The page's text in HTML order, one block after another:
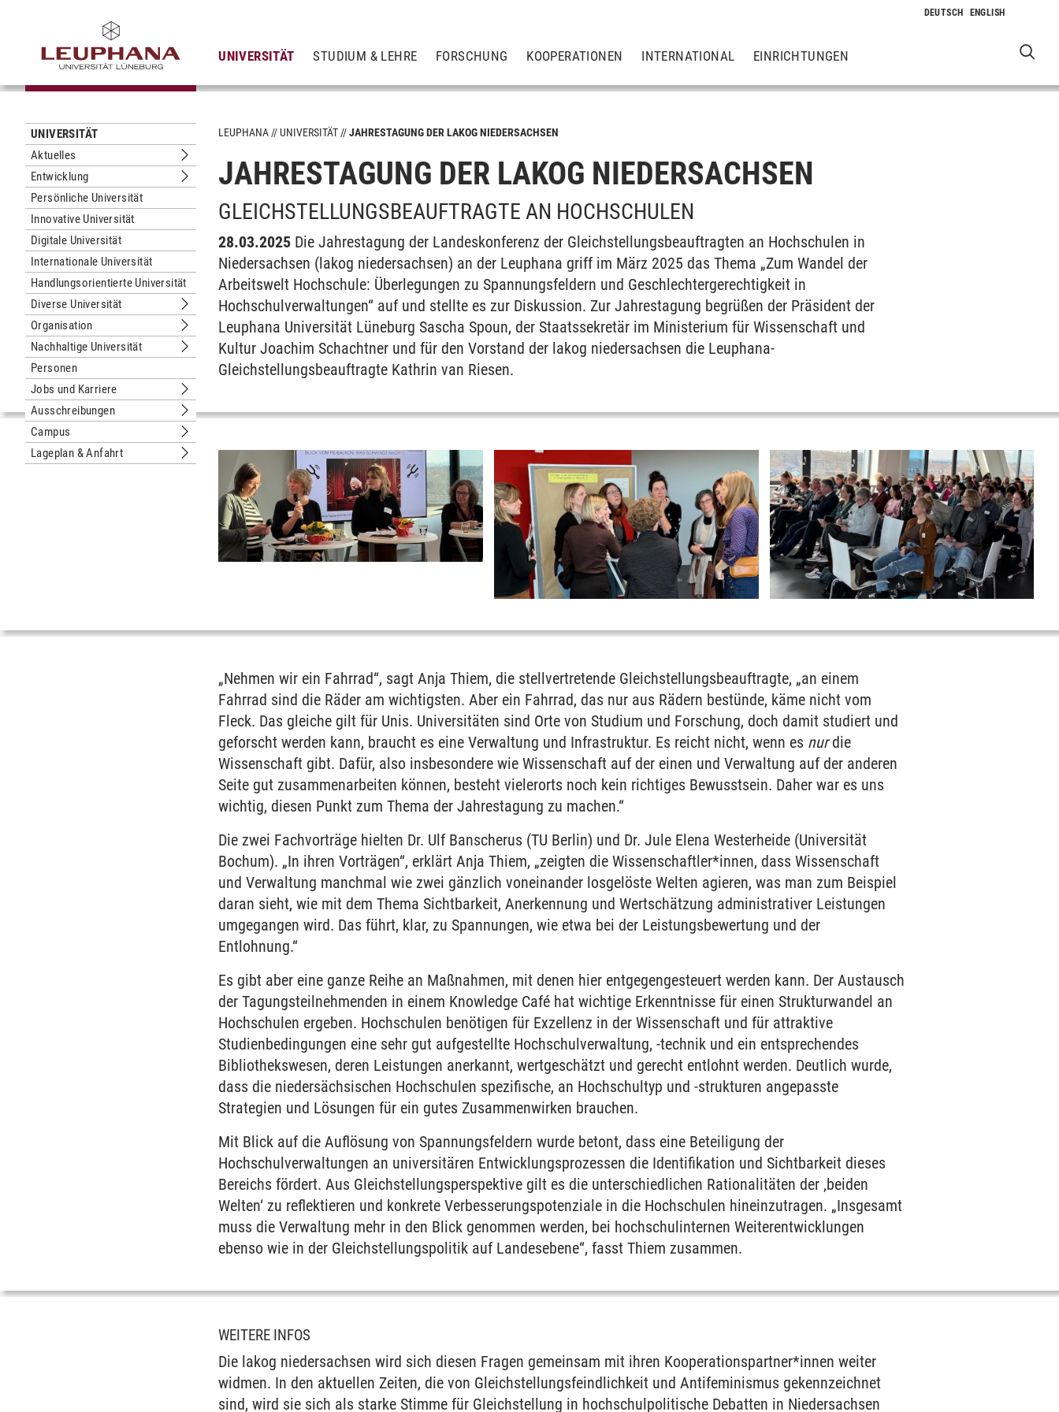
UNIVERSITÄT STUDIUM & LEHRE FORSCHUNG KOOPERATIONEN INTERNATIONAL EINRICHTUNGEN
UNIVERSITÄT
Aktuelles
Untermenu Aktuelles
Entwicklung
Untermenu Entwicklung
Persönliche Universität
Innovative Universität
Digitale Universität
Internationale Universität
Handlungsorientierte Universität
Diverse Universität
Untermenu Diverse Universität
Organisation
Untermenu Organisation
Nachhaltige Universität
Untermenu Nachhaltige Universität
Personen
Jobs und Karriere
Untermenu Jobs und Karriere
Ausschreibungen
Untermenu Ausschreibungen
Campus
Untermenu Campus
Lageplan & Anfahrt
Untermenu Lageplan & Anfahrt
LEUPHANA UNIVERSITÄT JAHRESTAGUNG DER LAKOG NIEDERSACHSEN
JAHRESTAGUNG DER LAKOG NIEDERSACHSEN
GLEICHSTELLUNGSBEAUFTRAGTE AN HOCHSCHULEN
28.03.2025 Die Jahrestagung der Landeskonferenz der Gleichstellungsbeauftragten an Hochschulen in
Niedersachsen (lakog niedersachsen) an der Leuphana griff im März 2025 das Thema „Zum Wandel der
Arbeitswelt Hochschule: Überlegungen zu Spannungsfeldern und Geschlechtergerechtigkeit in
Hochschulverwaltungen“ auf und stellte es zur Diskussion. Zur Jahrestagung begrüßen der Präsident der
Leuphana Universität Lüneburg Sascha Spoun, der Staatssekretär im Ministerium für Wissenschaft und
Kultur Joachim Schachtner und für den Vorstand der lakog niedersachsen die Leuphana-
Gleichstellungsbeauftragte Kathrin van Riesen.
„Nehmen wir ein Fahrrad“, sagt Anja Thiem, die stellvertretende Gleichstellungsbeauftragte, „an einem
Fahrrad sind die Räder am wichtigsten. Aber ein Fahrrad, das nur aus Rädern bestünde, käme nicht vom
Fleck. Das gleiche gilt für Unis. Universitäten sind Orte von Studium und Forschung, doch damit studiert und
geforscht werden kann, braucht es eine Verwaltung und Infrastruktur. Es reicht nicht, wenn es nurdie
Wissenschaft gibt. Dafür, also insbesondere wie Wissenschaft auf der einen und Verwaltung auf der anderen
Seite gut zusammenarbeiten können, besteht vielerorts noch kein richtiges Bewusstsein. Daher war es uns
wichtig, diesen Punkt zum Thema der Jahrestagung zu machen.“
Die zwei Fachvorträge hielten Dr. Ulf Banscherus (TU Berlin) und Dr. Jule Elena Westerheide (Universität
Bochum). „In ihren Vorträgen“, erklärt Anja Thiem, „zeigten die Wissenschaftler*innen, dass Wissenschaft
und Verwaltung manchmal wie zwei gänzlich voneinander losgelöste Welten agieren, was man zum Beispiel
daran sieht, wie mit dem Thema Sichtbarkeit, Anerkennung und Wertschätzung administrativer Leistungen
umgegangen wird. Das führt, klar, zu Spannungen, wie etwa bei der Leistungsbewertung und der
Entlohnung.“
Es gibt aber eine ganze Reihe an Maßnahmen, mit denen hier entgegengesteuert werden kann. Der Austausch
der Tagungsteilnehmenden in einem Knowledge Café hat wichtige Erkenntnisse für einen Strukturwandel an
Hochschulen ergeben. Hochschulen benötigen für Exzellenz in der Wissenschaft und für attraktive
Studienbedingungen eine sehr gut aufgestellte Hochschulverwaltung, -technik und ein entsprechendes
Bibliothekswesen, deren Leistungen anerkannt, wertgeschätzt und gerecht entlohnt werden. Deutlich wurde,
dass die niedersächsischen Hochschulen spezifische, an Hochschultyp und -strukturen angepasste
Strategien und Lösungen für ein gutes Zusammenwirken brauchen.
Mit Blick auf die Auflösung von Spannungsfeldern wurde betont, dass eine Beteiligung der
Hochschulverwaltungen an universitären Entwicklungsprozessen die Identifikation und Sichtbarkeit dieses
Bereichs fördert. Aus Gleichstellungsperspektive gilt es die unterschiedlichen Rationalitäten der ‚beiden
Welten‘ zu reflektieren und konkrete Verbesserungspotenziale in die Hochschulen hineinzutragen. „Insgesamt
muss die Verwaltung mehr in den Blick genommen werden, bei hochschulinternen Weiterentwicklungen
ebenso wie in der Gleichstellungspolitik auf Landesebene“, fasst Thiem zusammen.
WEITERE INFOS
Die lakog niedersachsen wird sich diesen Fragen gemeinsam mit ihren Kooperationspartner*innen weiter
widmen. In den aktuellen Zeiten, die von Gleichstellungsfeindlichkeit und Antifeminismus gekennzeichnet
sind, wird sie sich als starke Stimme für Gleichstellung in hochschulpolitische Debatten in Niedersachsen